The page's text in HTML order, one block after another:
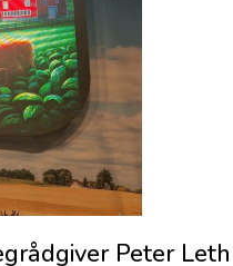
Peter